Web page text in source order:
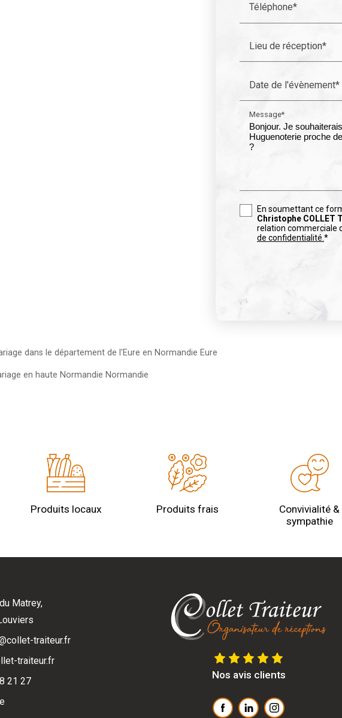
Téléphone*
Lieu de réception*
Date de l'évènement*
Message*
En soumettant ce
Christophe COLLET
relation commerciale
de confidentialité.*
dans le département de l'Eure en Normandie Eure
en haute Normandie Normandie
Produits locaux Produits frais
Convivialité &
sympathie
Nos avis clients
Matrey,
traiteur.fr
traiteur.fr
21 27